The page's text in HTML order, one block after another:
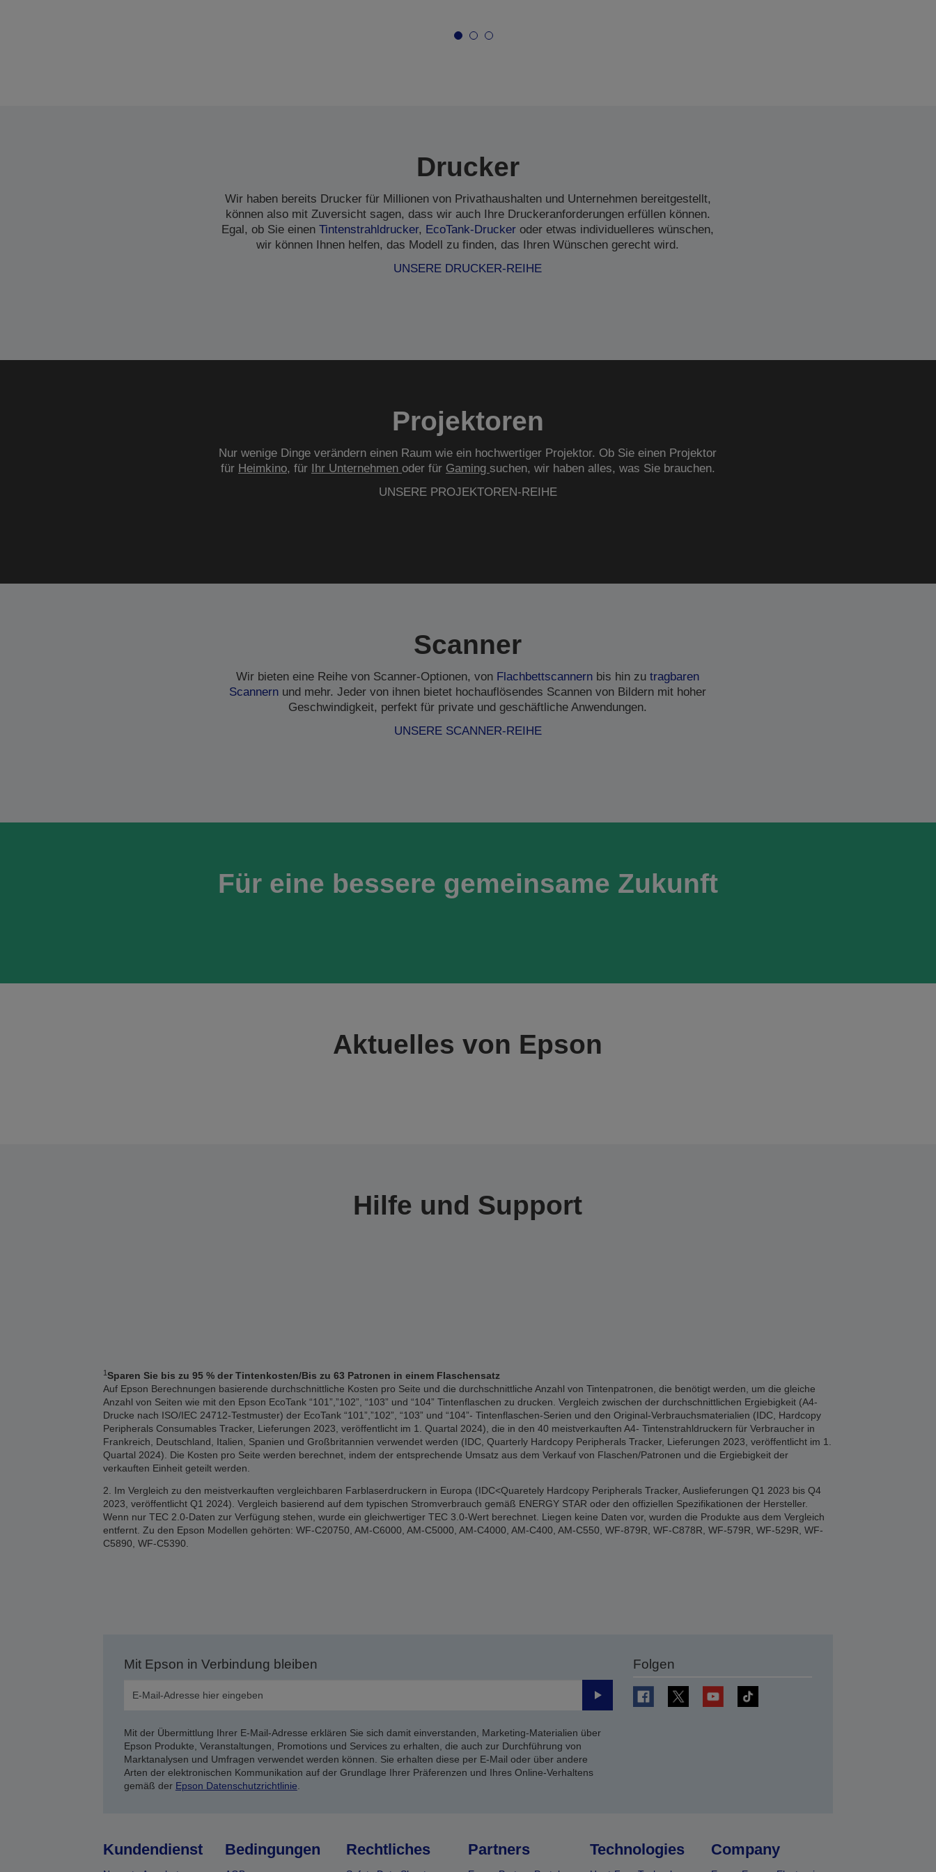
Drucker
Wir haben bereits Drucker für Millionen von Privathaushalten und Unternehmen bereitgestellt,
können also mit Zuversicht sagen, dass wir auch Ihre Druckeranforderungen erfüllen können.
Egal, ob Sie einenTintenstrahldrucker, EcoTank-Drucker oder etwas individuelleres wünschen,
wir können Ihnen helfen, das Modell zu finden, das Ihren Wünschen gerecht wird.
UNSERE DRUCKER-REIHE
Projektoren
Nur wenige Dinge verändern einen Raum wie ein hochwertiger Projektor. Ob Sie einen Projektor
für Heimkino, für Ihr Unternehmen oder für Gaming suchen, wir haben alles, was Sie brauchen.
UNSERE PROJEKTOREN-REIHE
Scanner
Wir bieten eine Reihe von Scanner-Optionen, von Flachbettscannern bis hin zutragbaren
Scannern und mehr. Jeder von ihnen bietet hochauflösendes Scannen von Bildern mit hoher
Geschwindigkeit, perfekt für private und geschäftliche Anwendungen.
UNSERE SCANNER-REIHE
Für eine bessere gemeinsame Zukunft
Aktuelles von Epson
Hilfe und Support
1Sparen Sie bis zu 95 % der Tintenkosten/Bis zu 63 Patronen in einem Flaschensatz
Auf Epson Berechnungen basierende durchschnittliche Kosten pro Seite und die durchschnittliche Anzahl von Tintenpatronen, die benötigt werden, um die gleiche
Anzahl von Seiten wie mit den Epson EcoTank “101”,”102”, “103” und “104” Tintenflaschen zu drucken. Vergleich zwischen der durchschnittlichen Ergiebigkeit (A4-
Drucke nach ISO/IEC 24712-Testmuster) der EcoTank “101”,”102”, “103” und “104”- Tintenflaschen-Serien und den Original-Verbrauchsmaterialien (IDC, Hardcopy
Peripherals Consumables Tracker, Lieferungen 2023, veröffentlicht im 1. Quartal 2024), die in den 40 meistverkauften A4- Tintenstrahldruckern für Verbraucher in
Frankreich, Deutschland, Italien, Spanien und Großbritannien verwendet werden (IDC, Quarterly Hardcopy Peripherals Tracker, Lieferungen 2023, veröffentlicht im 1.
Quartal 2024). Die Kosten pro Seite werden berechnet, indem der entsprechende Umsatz aus dem Verkauf von Flaschen/Patronen und die Ergiebigkeit der
verkauften Einheit geteilt werden.
2. Im Vergleich zu den meistverkauften vergleichbaren Farblaserdruckern in Europa (IDC<Quaretely Hardcopy Peripherals Tracker, Auslieferungen Q1 2023 bis Q4
2023, veröffentlicht Q1 2024). Vergleich basierend auf dem typischen Stromverbrauch gemäß ENERGY STAR oder den offiziellen Spezifikationen der Hersteller.
Wenn nur TEC 2.0-Daten zur Verfügung stehen, wurde ein gleichwertiger TEC 3.0-Wert berechnet. Liegen keine Daten vor, wurden die Produkte aus dem Vergleich
entfernt. Zu den Epson Modellen gehörten: WF-C20750, AM-C6000, AM-C5000, AM-C4000, AM-C400, AM-C550, WF-879R, WF-C878R, WF-579R, WF-529R, WF-
C5890, WF-C5390.
Mit Epson in Verbindung bleiben
Senden
Mit der Übermittlung Ihrer E-Mail-Adresse erklären Sie sich damit einverstanden, Marketing-Materialien über
Epson Produkte, Veranstaltungen, Promotions und Services zu erhalten, die auch zur Durchführung von
Marktanalysen und Umfragen verwendet werden können. Sie erhalten diese per E-Mail oder über andere
Arten der elektronischen Kommunikation auf der Grundlage Ihrer Präferenzen und Ihres Online-Verhaltens
gemäß der Epson Datenschutzrichtlinie
Folgen
Kundendienst Bedingungen Rechtliches Partners Technologies Company